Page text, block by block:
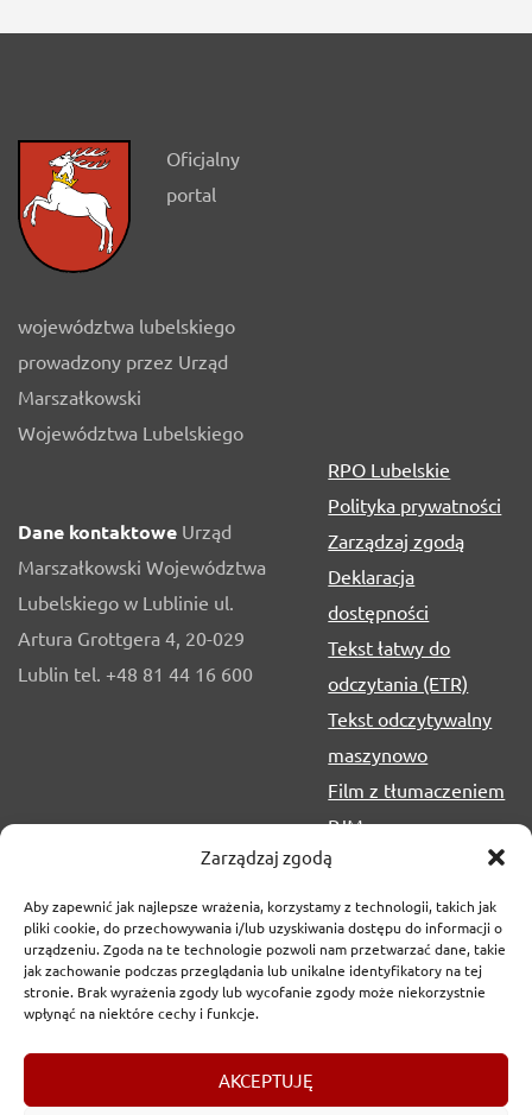
Zarządzaj zgodą
Aby zapewnić jak najlepsze wrażenia, korzystamy z technologii, takich jak
pliki cookie, do przechowywania i/lub uzyskiwania dostępu do informacji o
urządzeniu. Zgoda na te technologie pozwoli nam przetwarzać dane, takie
jak zachowanie podczas przeglądania lub unikalne identyfikatory na tej
stronie. Brak wyrażenia zgody lub wycofanie zgody może niekorzystnie
wpłynąć na niektóre cechy i funkcje.
AKCEPTUJĘ
Oficjalny
portal
województwa lubelskiego
prowadzony przez Urząd
Marszałkowski
Województwa Lubelskiego
Dane kontaktowe Urząd
Marszałkowski Województwa
Lubelskiego w Lublinie ul.
Artura Grottgera 4, 20-029
Lublin tel. +48 81 44 16 600
RPO Lubelskie
Polityka prywatności
Zarządzaj zgodą
Deklaracja
dostępności
Tekst łatwy do
odczytania (ETR)
Tekst odczytywalny
maszynowo
Film z tłumaczeniem
PJM
2017-2026 © Urząd Marszałkowski Województwa